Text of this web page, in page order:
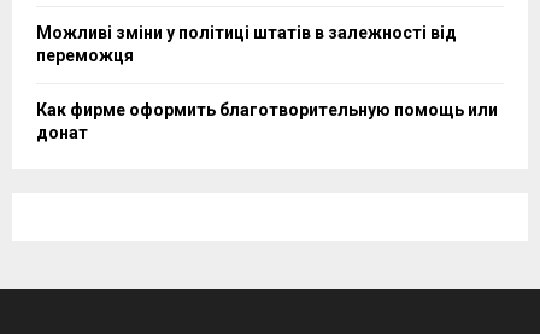
Можливі зміни у політиці штатів в залежності від
переможця
Как фирме оформить благотворительную помощь или
донат